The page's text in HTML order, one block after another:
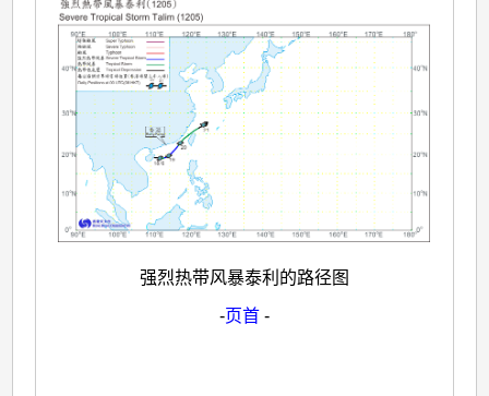
强烈热带风暴泰利的路径图
-页首-